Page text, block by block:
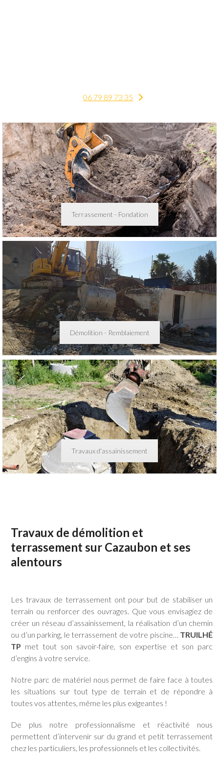
06 79 89 73 35
Terrassement - Fondation
Démolition - Remblaiement
Travaux d'assainissement
Travaux de démolition et
terrassement sur Cazaubon et ses
alentours
Les travaux de terrassement ont pour but de stabiliser un
terrain ou renforcer des ouvrages. Que vous envisagiez de
créer un réseau d’assainissement, la réalisation d’un chemin
ou d’un parking, le terrassement de votre piscine… TRUILHÉ
TP met tout son savoir-faire, son expertise et son parc
d’engins à votre service.
Notre parc de matériel nous permet de faire face à toutes
les situations sur tout type de terrain et de répondre à
toutes vos attentes, même les plus exigeantes !
De plus notre professionnalisme et réactivité nous
permettent d’intervenir sur du grand et petit terrassement
chez les particuliers, les professionnels et les collectivités.